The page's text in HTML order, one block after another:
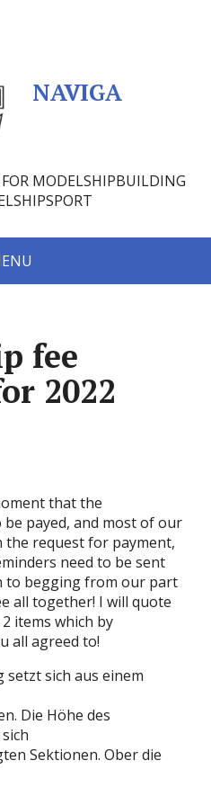
NAVIGA
MODELSHIPBUILDING
fee
2022
that the
payed, and most of our
the request for payment,
need to be sent
to begging from our part
all together! I will quote
items which by
all agreed to!
setzt sich aus einem
Die Höhe des
Sektionen. Ober die